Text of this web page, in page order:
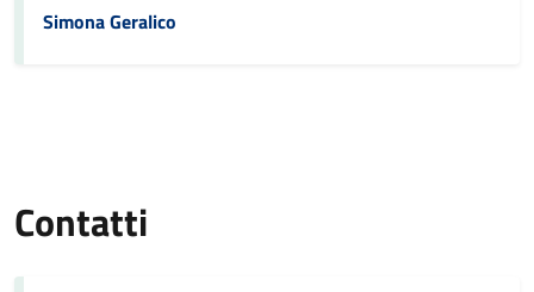
Simona Geralico
Contatti